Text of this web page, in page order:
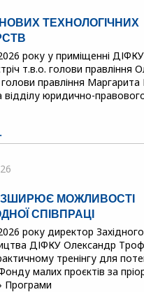
ТЕХНОЛОГІЧНИХ
року у приміщенні
т.в.о. голови правління
голови правління
відділу юридично-
МОЖЛИВОСТІ
СПІВПРАЦІ
року директор
ДІФКУ Олександр
тренінгу для
Фонду малих проєктів за
Програми